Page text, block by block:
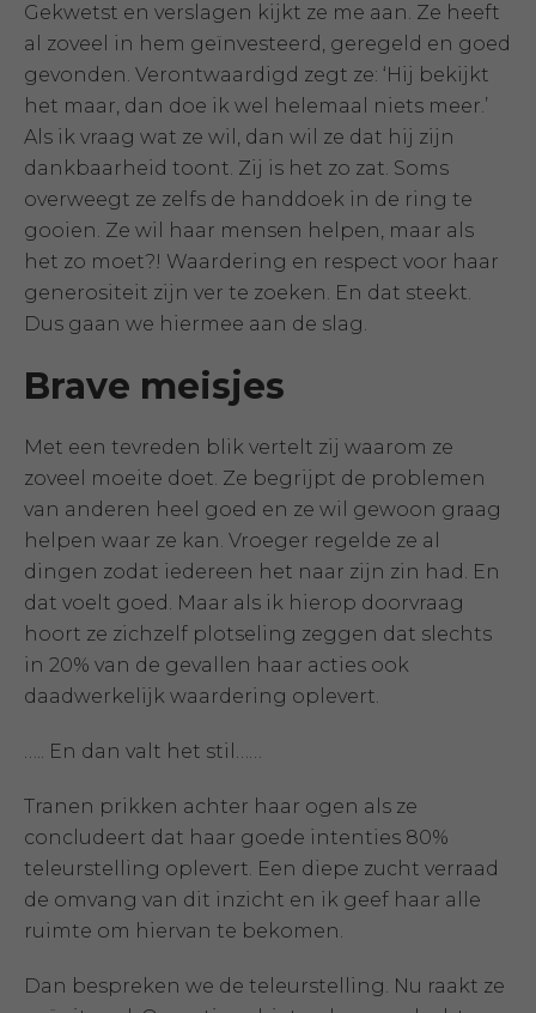
Gekwetst en verslagen kijkt ze me aan. Ze heeft
al zoveel in hem geïnvesteerd, geregeld en goed
gevonden. Verontwaardigd zegt ze: ‘Hij bekijkt
het maar, dan doe ik wel helemaal niets meer.’
Als ik vraag wat ze wil, dan wil ze dat hij zijn
dankbaarheid toont. Zij is het zo zat. Soms
overweegt ze zelfs de handdoek in de ring te
gooien. Ze wil haar mensen helpen, maar als
het zo moet?! Waardering en respect voor haar
generositeit zijn ver te zoeken. En dat steekt.
Dus gaan we hiermee aan de slag.
Brave meisjes
Met een tevreden blik vertelt zij waarom ze
zoveel moeite doet. Ze begrijpt de problemen
van anderen heel goed en ze wil gewoon graag
helpen waar ze kan. Vroeger regelde ze al
dingen zodat iedereen het naar zijn zin had. En
dat voelt goed. Maar als ik hierop doorvraag
hoort ze zichzelf plotseling zeggen dat slechts
in 20% van de gevallen haar acties ook
daadwerkelijk waardering oplevert.
….. En dan valt het stil……
Tranen prikken achter haar ogen als ze
concludeert dat haar goede intenties 80%
teleurstelling oplevert. Een diepe zucht verraad
de omvang van dit inzicht en ik geef haar alle
ruimte om hiervan te bekomen.
Dan bespreken we de teleurstelling. Nu raakt ze